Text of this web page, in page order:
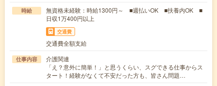
時給
無資格未経験：時給1300円～ ■週払いOK ■扶養内OK ■
日収1万400円以上
交通費
交通費全額支給
仕事内容
介護関連
「え？意外に簡単！」と思うくらい、スグできる仕事からス
タート！経験がなくて不安だった方も、皆さん問題…